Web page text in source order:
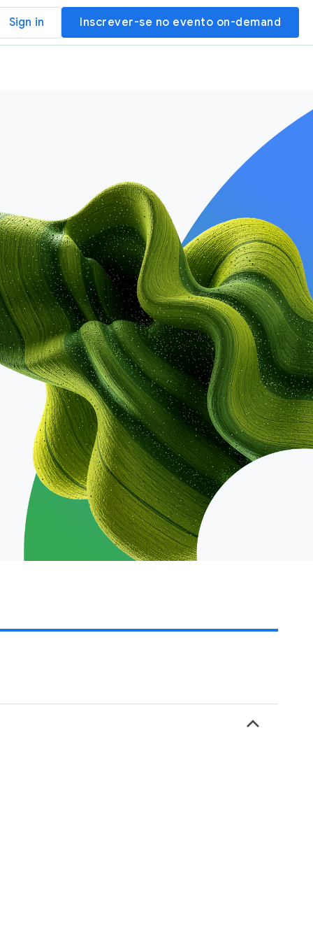
Sign in Inscrever-se no evento on-demand
keyboard_arrow_up